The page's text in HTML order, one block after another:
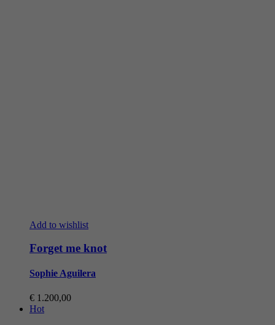
Add to wishlist
Forget me knot
Sophie Aguilera
€ 1.200,00
Hot